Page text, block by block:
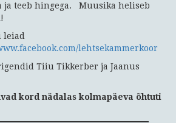
ja teeb hingega. Muusika heliseb
leiad
lehtsekammerkoor
Tiiu Tikkerber ja Jaanus
kord nädalas kolmapäeva õhtuti